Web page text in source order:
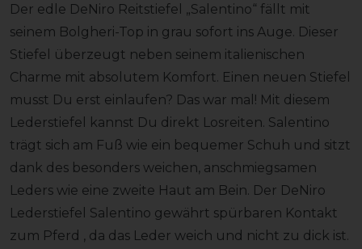
Der edle DeNiro Reitstiefel „Salentino“ fällt mit
seinem Bolgheri-Top in grau sofort ins Auge. Dieser
Stiefel überzeugt neben seinem italienischen
Charme mit absolutem Komfort. Einen neuen Stiefel
musst Du erst einlaufen? Das war mal! Mit diesem
Lederstiefel kannst Du direkt Losreiten. Salentino
trägt sich am Fuß wie ein bequemer Schuh und sitzt
dank des besonders weichen, anschmiegsamen
Leders wie eine zweite Haut am Bein. Der DeNiro
Lederstiefel Salentino gewährt spürbaren Kontakt
zum Pferd , da das Leder weich und nicht zu dick ist.